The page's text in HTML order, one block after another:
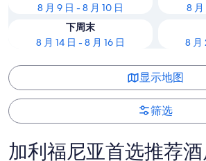
8 月 9 日 - 8 月 10 日
8 月
下周末
8 月 14 日 - 8 月 16 日
8 月
显示地图
筛选
加利福尼亚首选推荐